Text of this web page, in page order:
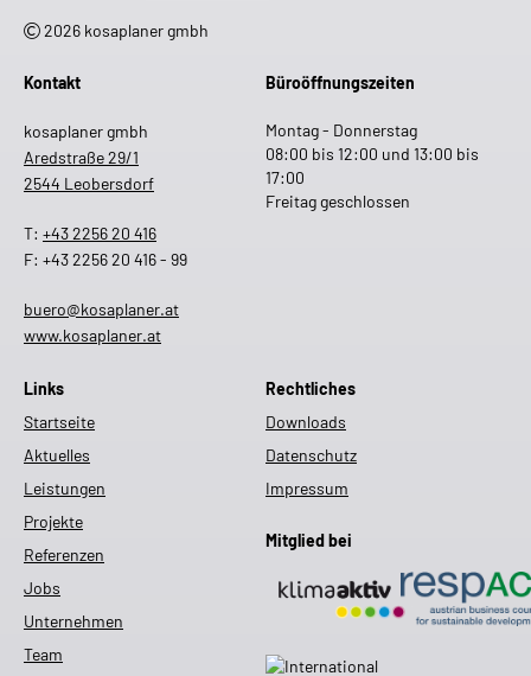
2026 kosaplaner gmbh
Kontakt
kosaplaner gmbh
Aredstraße 29/1
2544 Leobersdorf
T: +43 2256 20 416
F: +43 2256 20 416 - 99
buero@kosaplaner.at
www.kosaplaner.at
Büroöffnungszeiten
Montag - Donnerstag
08:00 bis 12:00 und 13:00 bis
17:00
Freitag geschlossen
Links
Startseite
Aktuelles
Leistungen
Projekte
Referenzen
Jobs
Unternehmen
Team
Rechtliches
Downloads
Datenschutz
Impressum
Mitglied bei